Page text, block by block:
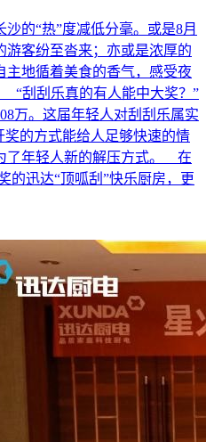
的“热”度减低分毫。或是8月
游客纷至沓来；亦或是浓厚的
主地循着美食的香气，感受夜
“刮刮乐真的有人能中大奖？”
万。这届年轻人对刮刮乐属实
奖的方式能给人足够快速的情
了年轻人新的解压方式。 在
的迅达“顶呱刮”快乐厨房，更